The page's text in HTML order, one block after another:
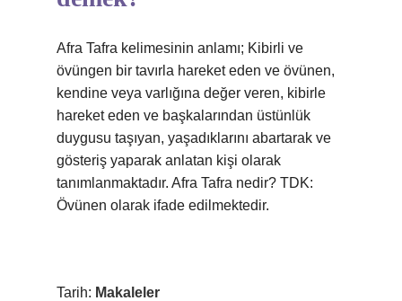
Afra Tafra kelimesinin anlamı; Kibirli ve
övüngen bir tavırla hareket eden ve övünen,
kendine veya varlığına değer veren, kibirle
hareket eden ve başkalarından üstünlük
duygusu taşıyan, yaşadıklarını abartarak ve
gösteriş yaparak anlatan kişi olarak
tanımlanmaktadır. Afra Tafra nedir? TDK:
Övünen olarak ifade edilmektedir.
Tarih: Makaleler